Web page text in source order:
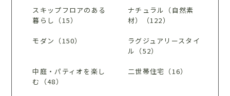
スキップフロアのある
暮らし（15）
ナチュラル（自然素
材）（122）
モダン（150）
ラグジュアリースタイ
ル（52）
中庭・パティオを楽し
む（48）
二世帯住宅（16）